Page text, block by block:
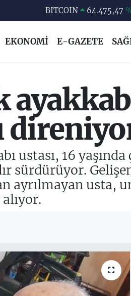
DOLAR 47,5971
STERLİN
64,2534
BITCOIN
64.475,47
EKONOMİ E-GAZETE
ustası, 16 yaşında
sürdürüyor.
ayrılmayan usta,